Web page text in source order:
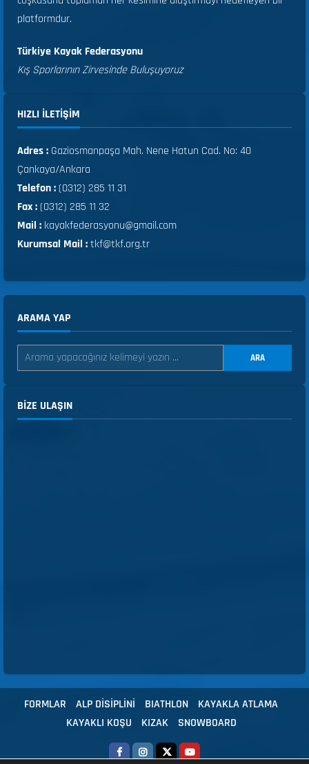
platformdur.
Türkiye Kayak Federasyonu
Kış Sporlarının Zirvesinde Buluşuyoruz
HIZLI ILETIŞIM
Adres : Gaziosmanpaşa Mah. Nene Hatun Cad. No: 40
Çankaya/Ankara
Telefon :(0312) 285 11 31
Fax :(0312) 285 11 32
Mail : kayakfederasyonu@gmail.com
Kurumsal Mail :tkf@tkf.org.tr
ARAMA YAP
ARA
BIZE ULAŞIN
FORMLAR ALP DİSİPLİNİ BIATHLON
KAYAKLA ATLAMA
KAYAKLI KOŞU
KIZAK SNOWBOARD